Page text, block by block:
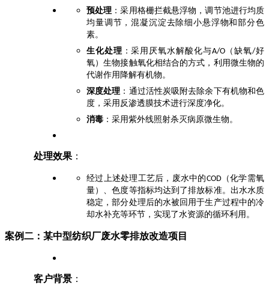
预处理 ：采用格栅拦截悬浮物，调节池进行均质
均量调节，混凝沉淀去除细小悬浮物和部分色
素。
生化处理 ：采用厌氧水解酸化与A/O（缺氧/好
氧）生物接触氧化相结合的方式，利用微生物的
代谢作用降解有机物。
深度处理 ：通过活性炭吸附去除余下有机物和色
度，采用反渗透膜技术进行深度净化。
消毒 ：采用紫外线照射杀灭病原微生物。
处理效果 ：
经过上述处理工艺后，废水中的COD（化学需氧
量）、色度等指标均达到了排放标准。出水水质
稳定，部分处理后的水被回用于生产过程中的冷
却水补充等环节，实现了水资源的循环利用。
案例二：某中型纺织厂废水零排放改造项目
客户背景 ：